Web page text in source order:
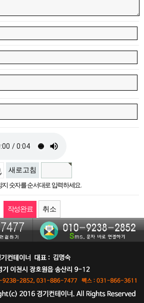
새로고침
숫자를 순서대로 입력하세요.
취소